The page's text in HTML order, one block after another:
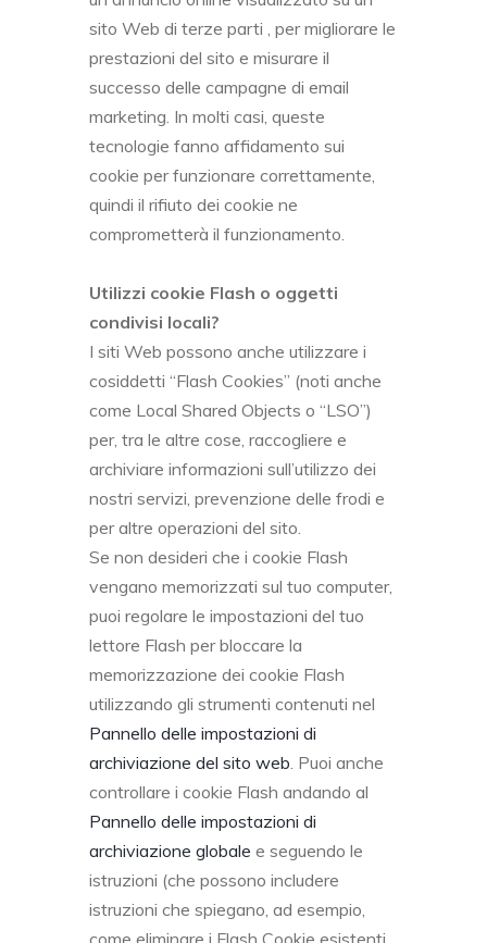
sito Web di terze parti , per migliorare le
prestazioni del sito e misurare il
successo delle campagne di email
marketing. In molti casi, queste
tecnologie fanno affidamento sui
cookie per funzionare correttamente,
quindi il rifiuto dei cookie ne
comprometterà il funzionamento.
Utilizzi cookie Flash o oggetti
condivisi locali?
I siti Web possono anche utilizzare i
cosiddetti “Flash Cookies” (noti anche
come Local Shared Objects o “LSO”)
per, tra le altre cose, raccogliere e
archiviare informazioni sull’utilizzo dei
nostri servizi, prevenzione delle frodi e
per altre operazioni del sito.
Se non desideri che i cookie Flash
vengano memorizzati sul tuo computer,
puoi regolare le impostazioni del tuo
lettore Flash per bloccare la
memorizzazione dei cookie Flash
utilizzando gli strumenti contenuti nel
Pannello delle impostazioni di
archiviazione del sito web. Puoi anche
controllare i cookie Flash andando al
Pannello delle impostazioni di
archiviazione globale e seguendo le
istruzioni (che possono includere
istruzioni che spiegano, ad esempio,